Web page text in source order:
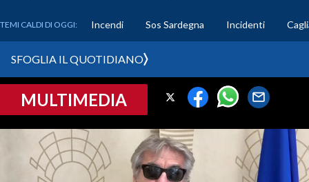
CRONACA SARDEGNA
PROVINCIA DI CAGLIARI
SULCIS IGLESIENTE
TEMI CALDI DI OGGI: Incendi Sos Sardegna Incidenti
SFOGLIA IL QUOTIDIANO
MULTIMEDIA